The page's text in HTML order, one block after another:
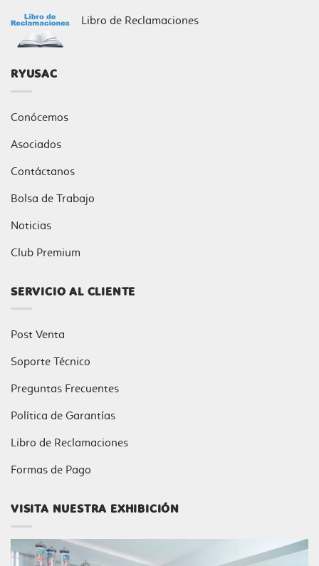
Libro de Reclamaciones
RYUSAC
Conócemos
Asociados
Contáctanos
Bolsa de Trabajo
Noticias
Club Premium
SERVICIO AL CLIENTE
Post Venta
Soporte Técnico
Preguntas Frecuentes
Política de Garantías
Libro de Reclamaciones
Formas de Pago
VISITA NUESTRA EXHIBICIÓN